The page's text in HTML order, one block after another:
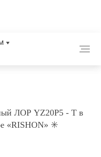
- Т
ЛОР
ЛОР YZ20Р5 - Т в
«RISHON» ✳️